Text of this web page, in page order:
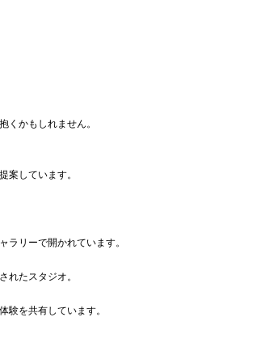
くかもしれません。
案しています。
ラリーで開かれています。
れたスタジオ。
験を共有しています。